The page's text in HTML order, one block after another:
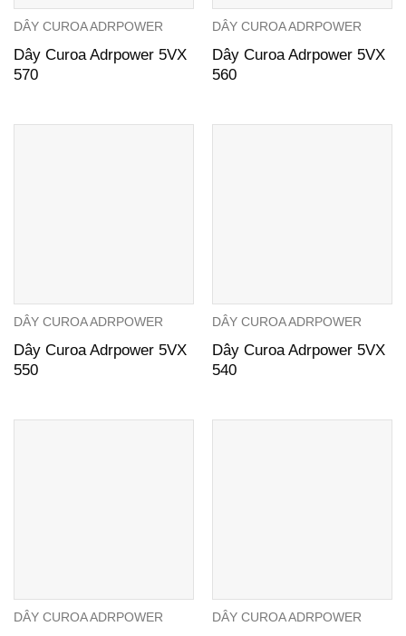
DÂY CUROA ADRPOWER
Dây Curoa Adrpower 5VX
570
DÂY CUROA ADRPOWER
Dây Curoa Adrpower 5VX
560
DÂY CUROA ADRPOWER
Dây Curoa Adrpower 5VX
550
DÂY CUROA ADRPOWER
Dây Curoa Adrpower 5VX
540
DÂY CUROA ADRPOWER DÂY CUROA ADRPOWER